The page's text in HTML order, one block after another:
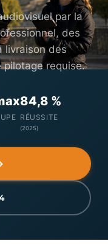
par la
des
livraison des
pilotage requise.
84,8 %
RÉUSSITE
(2025)